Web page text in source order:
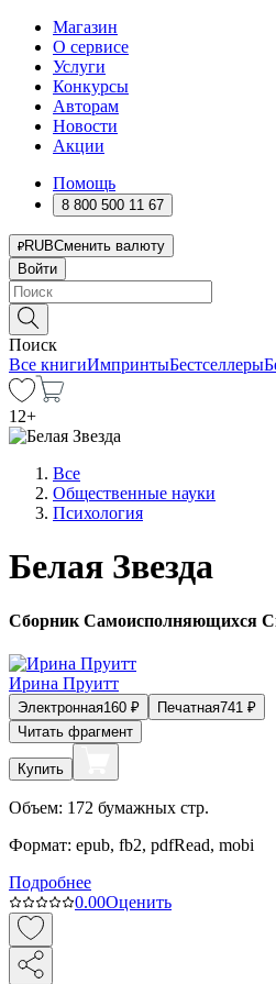
Магазин
О сервисе
Услуги
Конкурсы
Авторам
Новости
Акции
Помощь
8 800 500 11 67
RUBСменить валюту
Войти
Поиск
Все книгиИмпринтыБестселлеры
12+
Все
Общественные науки
Психология
Белая Звезда
Сборник Самоисполняющихся
Ирина Пруитт
Электронная160 ₽ Печатная741 ₽
Читать фрагмент
Купить
Объем: 172 бумажных стр.
Формат: epub, fb2, pdfRead, mobi
Подробнее
0.00Оценить